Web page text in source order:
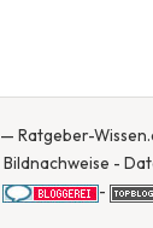
Ratgeber-
Bildnachweise -
-